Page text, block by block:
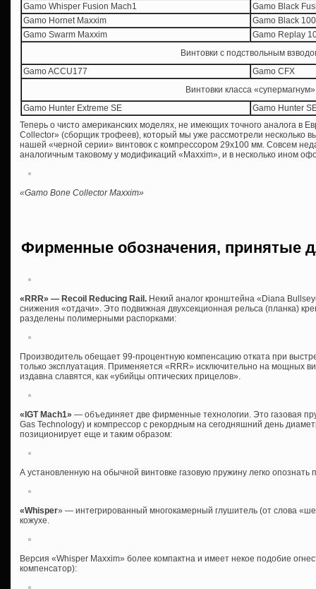
Gamo Whisper Fusion Mach1
Gamo Black
Gamo Hornet Maxxim
Gamo Black
Gamo Swarm Maxxim
Gamo Replay
Винтовки с подствольным
Gamo ACCU177
Gamo CFX
Винтовки класса «супермагнум»
Gamo Hunter Extreme SE
Gamo Hunter
Теперь о чисто американских моделях, не имеющих точного аналога в
Collector» (сборщик трофеев), который мы уже рассмотрели несколько
нашей «черной серии» винтовок с компрессором 29х100 мм. Совсем
аналогичным таковому у модификаций «Maxxim», и в несколько ином
«Gamo Bone Collector Maxxim»
Фирменные обозначения, принятые
«RRR» — Recoil Reducing Rail. Некий аналог кронштейна «Diana
снижения «отдачи». Это подвижная двухсекционная рельса (планка)
разделены полимерными распорками:
Производитель обещает 99-процентную компенсацию отката при
только эксплуатация. Применяется «RRR» исключительно на мощных
издавна славятся, как «убийцы оптических прицелов».
«IGT Mach1» — объединяет две фирменные технологии. Это газовая
Gas Technology) и компрессор с рекордным на сегодняшний день
позиционирует еще и таким образом:
А установленную на обычной винтовке газовую пружину легко опознать
«Whisper» — интегрированный многокамерный глушитель (от слова
кожухе.
Версия «Whisper Maxxim» более компактна и имеет некое подобие
компенсатор):